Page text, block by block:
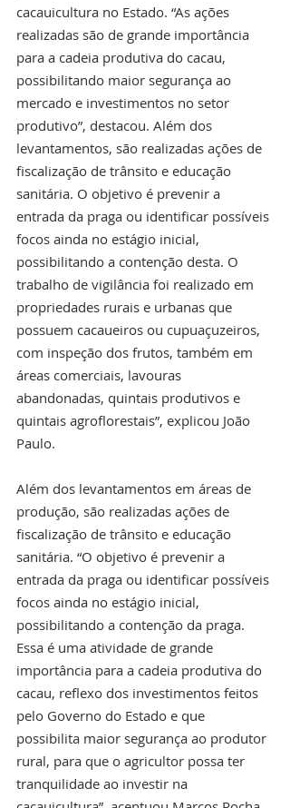
cacauicultura no Estado. “As ações
realizadas são de grande importância
para a cadeia produtiva do cacau,
possibilitando maior segurança ao
mercado e investimentos no setor
produtivo”, destacou. Além dos
levantamentos, são realizadas ações de
fiscalização de trânsito e educação
sanitária. O objetivo é prevenir a
entrada da praga ou identificar possíveis
focos ainda no estágio inicial,
possibilitando a contenção desta. O
trabalho de vigilância foi realizado em
propriedades rurais e urbanas que
possuem cacaueiros ou cupuaçuzeiros,
com inspeção dos frutos, também em
áreas comerciais, lavouras
abandonadas, quintais produtivos e
quintais agroflorestais”, explicou João
Paulo.
Além dos levantamentos em áreas de
produção, são realizadas ações de
fiscalização de trânsito e educação
sanitária. “O objetivo é prevenir a
entrada da praga ou identificar possíveis
focos ainda no estágio inicial,
possibilitando a contenção da praga.
Essa é uma atividade de grande
importância para a cadeia produtiva do
cacau, reflexo dos investimentos feitos
pelo Governo do Estado e que
possibilita maior segurança ao produtor
rural, para que o agricultor possa ter
tranquilidade ao investir na